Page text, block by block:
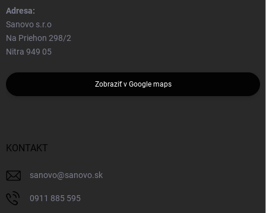
Adresa:
Sanovo s.r.o
Na Priehon 298/2
Nitra 949 05
Zobraziť v Google maps
KONTAKT
sanovo@sanovo.sk
0911 885 595